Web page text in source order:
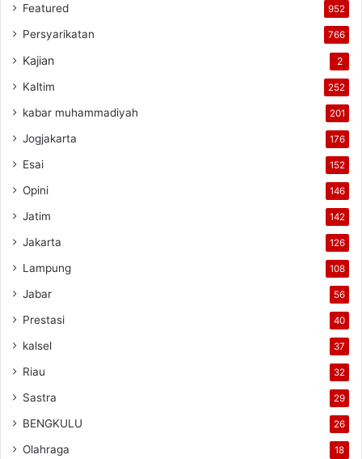
Featured 952
Persyarikatan 766
Kajian 2
Kaltim 252
kabar muhammadiyah 201
Jogjakarta 176
Esai 152
Opini 146
Jatim 142
Jakarta 126
Lampung 108
Jabar 56
Prestasi 40
kalsel 37
Riau 32
Sastra 29
BENGKULU 26
Olahraga 18